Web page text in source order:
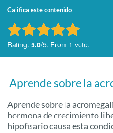
Califica este contenido
Rate this item:
Submit Rating
Rating: 5.0/5. From 1 vote.
Aprende sobre la
Aprende sobre la
hormona de crecimiento
hipofisario causa esta